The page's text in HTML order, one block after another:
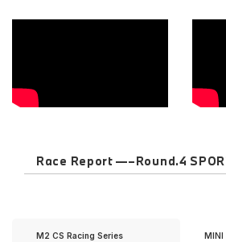
Race Report —–Round.4
M2 CS Racing Series MINI